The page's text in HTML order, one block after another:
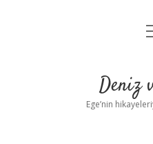
Deniz
Ege’nin